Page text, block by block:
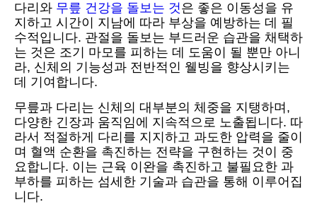
다리와 무릎 건강을 돌보는 것은 좋은 이동성을 유
지하고 시간이 지남에 따라 부상을 예방하는 데 필
수적입니다. 관절을 돌보는 부드러운 습관을 채택하
는 것은 조기 마모를 피하는 데 도움이 될 뿐만 아니
라, 신체의 기능성과 전반적인 웰빙을 향상시키는
데 기여합니다.
무릎과 다리는 신체의 대부분의 체중을 지탱하며,
다양한 긴장과 움직임에 지속적으로 노출됩니다. 따
라서 적절하게 다리를 지지하고 과도한 압력을 줄이
며 혈액 순환을 촉진하는 전략을 구현하는 것이 중
요합니다. 이는 근육 이완을 촉진하고 불필요한 과
부하를 피하는 섬세한 기술과 습관을 통해 이루어집
니다.